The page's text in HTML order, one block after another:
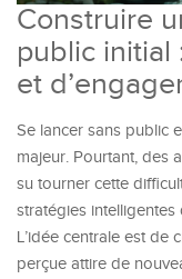
Construire
public initial
et
Se lancer sans public
majeur. Pourtant, des
su tourner cette
stratégies intelligentes
L’idée centrale est de
perçue attire de